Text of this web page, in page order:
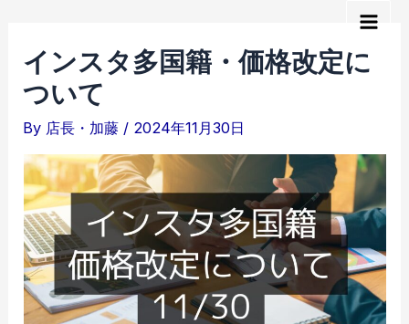
インスタ多国籍・価格改定に
ついて
By 店長・加藤 / 2024年11月30日